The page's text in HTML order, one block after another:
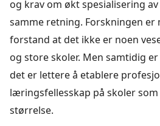
og krav om økt spesialisering
samme retning. Forskningen er
forstand at det ikke er noen
og store skoler. Men samtidig
det er lettere å etablere
læringsfellesskap på skoler som
størrelse.